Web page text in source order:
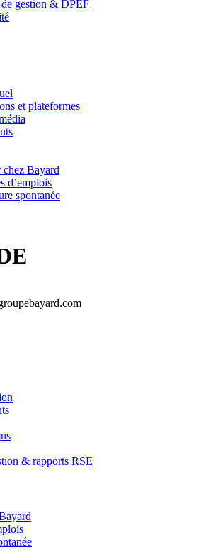
gestion & DPEF
et plateformes
chez Bayard
d’emplois
spontanée
& rapports RSE